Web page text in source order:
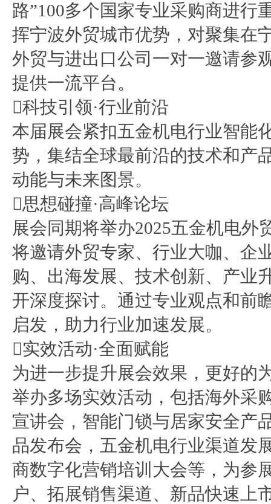
路”100多个国家专业采购商进行
挥宁波外贸城市优势，对聚集在
外贸与进出口公司一对一邀请参
提供一流平台。
科技引领·行业前沿
本届展会紧扣五金机电行业智能
势，集结全球最前沿的技术和产
动能与未来图景。
思想碰撞·高峰论坛
展会同期将举办2025五金机电外
将邀请外贸专家、行业大咖、企
购、出海发展、技术创新、产业
开深度探讨。通过专业观点和前
启发，助力行业加速发展。
实效活动·全面赋能
为进一步提升展会效果，更好的
举办多场实效活动，包括海外采
宣讲会，智能门锁与居家安全产
品发布会，五金机电行业渠道发
商数字化营销培训大会等，为参
户、拓展销售渠道、新品快速上